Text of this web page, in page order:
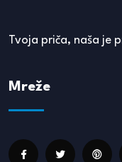
Tvoja priča, naša je
Mreže